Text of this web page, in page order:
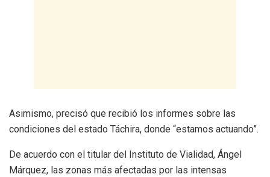
Asimismo, precisó que recibió los informes sobre las
condiciones del estado Táchira, donde “estamos actuando”.
De acuerdo con el titular del Instituto de Vialidad, Ángel
Márquez, las zonas más afectadas por las intensas